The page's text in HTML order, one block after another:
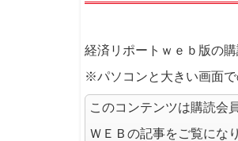
経済リポートｗｅｂ版の
※パソコンと大きい画面で
このコンテンツは購読会
ＷＥＢの記事をご覧にな